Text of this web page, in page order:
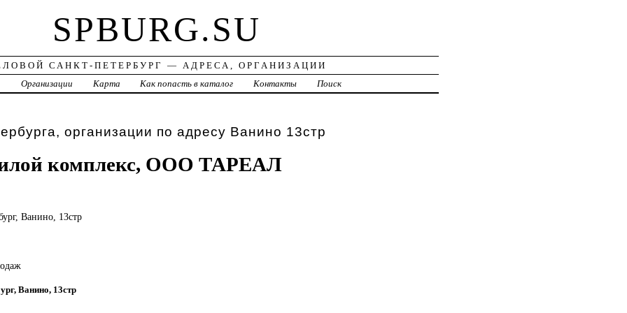
SPBURG.SU
САНКТ-ПЕТЕРБУРГ — АДРЕСА, ОРГАНИЗАЦИИ
Организации Карта Как попасть в каталог Контакты Поиск
организации по адресу Ванино 13стр
комплекс, ООО ТАРЕАЛ
Ванино, 13стр
Ванино, 13стр